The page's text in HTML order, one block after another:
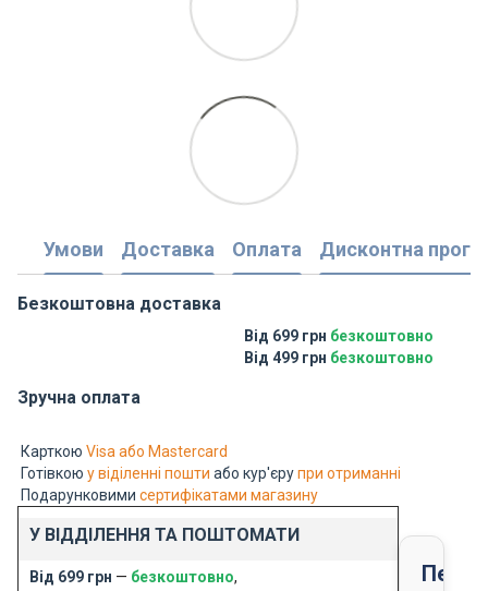
Умови Доставка Оплата Дисконтна
Безкоштовна доставка
Від 699 грн безкоштовно
Від 499 грн безкоштовно
Зручна оплата
Карткою Visa або Mastercard
Готівкою у віділенні пошти або кур'єрупри отриманні
Подарунковими сертифікатами магазину
У ВІДДІЛЕННЯ ТА ПОШТОМАТИ
Від 699 грн — безкоштовно,